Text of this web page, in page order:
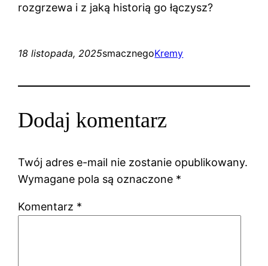
rozgrzewa i z jaką historią go łączysz?
18 listopada, 2025smacznegoKremy
Dodaj komentarz
Twój adres e-mail nie zostanie opublikowany.
Wymagane pola są oznaczone *
Komentarz *